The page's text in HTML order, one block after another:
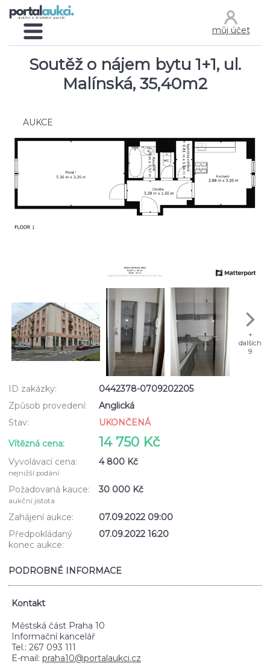
Soutěž o nájem bytu 1+1, ul.
Malínská, 35,40m2
AUKCE
+
dalších
9
ID zakázky:
0442378-0709202205
Způsob provedení:
Anglická
Stav:
UKONČENÁ
Vítězná cena:
14 750 Kč
Vyvolávací cena:
nejnižší podání
4 800 Kč
Požadovaná kauce:
aukční jistota
30 000 Kč
Zahájení aukce:
07.09.2022 09:00
Předpokládaný
konec aukce:
07.09.2022 16:20
PODROBNÉ INFORMACE
Kontakt
Městská část Praha 10
Informační kancelář
Tel.: 267 093 111
E-mail: praha10@portalaukci.cz
můj účet